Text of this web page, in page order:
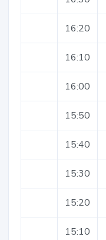
16:20
16:10
16:00
15:50
15:40
15:30
15:20
15:10